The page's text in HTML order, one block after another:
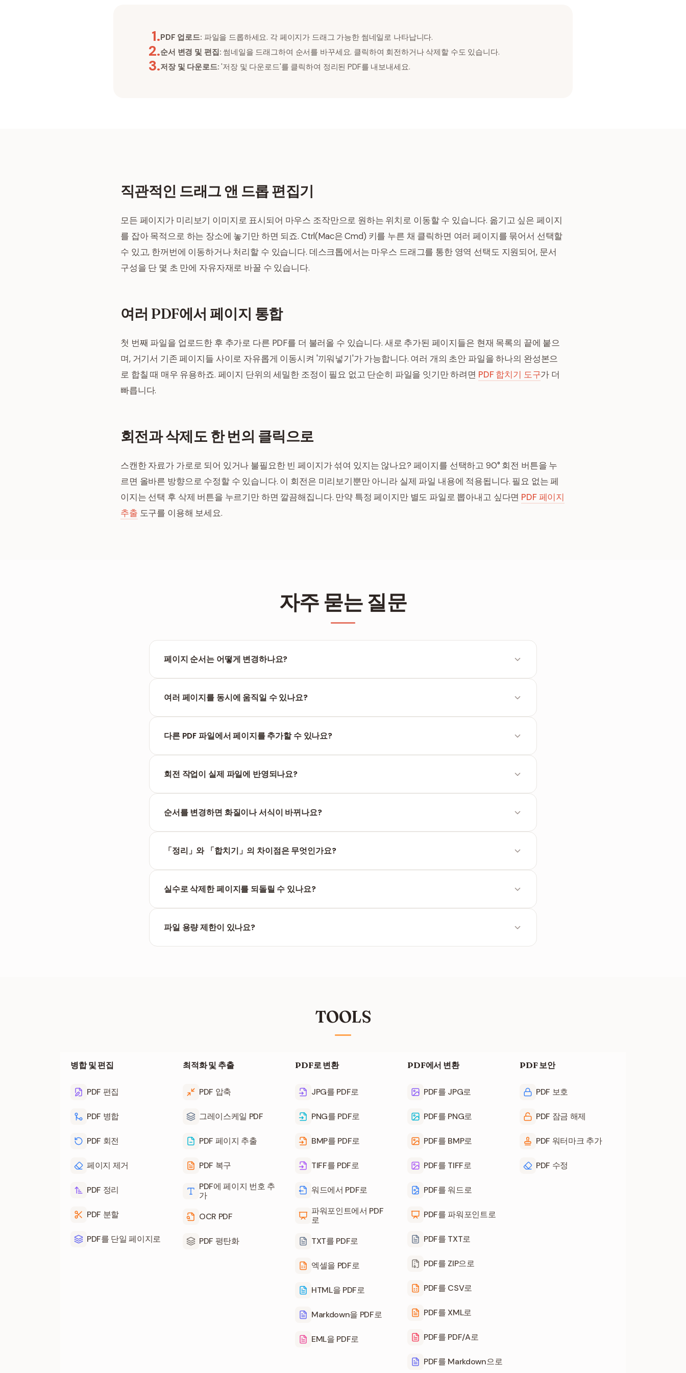
1.PDF 업로드: 파일을 드롭하세요. 각 페이지가 드래그 가능한 썸네일로 나타납니다.
2.순서 변경 및 편집: 썸네일을 드래그하여 순서를 바꾸세요. 클릭하여 회전하거나 삭제할 수도 있습니다.
3.저장 및 다운로드: '저장 및 다운로드'를 클릭하여 정리된 PDF를 내보내세요.
직관적인 드래그 앤 드롭 편집기
모든 페이지가 미리보기 이미지로 표시되어 마우스 조작만으로 원하는 위치로 이동할 수 있습니다. 옮기고 싶은 페이지
를 잡아 목적으로 하는 장소에 놓기만 하면 되죠. Ctrl(Mac은 Cmd) 키를 누른 채 클릭하면 여러 페이지를 묶어서 선택할
수 있고, 한꺼번에 이동하거나 처리할 수 있습니다. 데스크톱에서는 마우스 드래그를 통한 영역 선택도 지원되어, 문서
구성을 단 몇 초 만에 자유자재로 바꿀 수 있습니다.
여러 PDF에서 페이지 통합
첫 번째 파일을 업로드한 후 추가로 다른 PDF를 더 불러올 수 있습니다. 새로 추가된 페이지들은 현재 목록의 끝에 붙으
며, 거기서 기존 페이지들 사이로 자유롭게 이동시켜 '끼워넣기'가 가능합니다. 여러 개의 초안 파일을 하나의 완성본으
로 합칠 때 매우 유용하죠. 페이지 단위의 세밀한 조정이 필요 없고 단순히 파일을 잇기만 하려면 PDF 합치기 도구가 더
빠릅니다.
회전과 삭제도 한 번의 클릭으로
스캔한 자료가 가로로 되어 있거나 불필요한 빈 페이지가 섞여 있지는 않나요? 페이지를 선택하고 90° 회전 버튼을 누
르면 올바른 방향으로 수정할 수 있습니다. 이 회전은 미리보기뿐만 아니라 실제 파일 내용에 적용됩니다. 필요 없는 페
이지는 선택 후 삭제 버튼을 누르기만 하면 깔끔해집니다. 만약 특정 페이지만 별도 파일로 뽑아내고 싶다면 PDF 페이지
추출 도구를 이용해 보세요.
자주 묻는 질문
페이지 순서는 어떻게 변경하나요?
의 배치 순서가 그대로 다운로드되는 PDF의 페이지 순서가 됩니다.
여러 페이지를 동시에 움직일 수 있나요?
다른 PDF 파일에서 페이지를 추가할 수 있나요?
를 조정할 수 있습니다.
회전 작업이 실제 파일에 반영되나요?
시됩니다.
순서를 변경하면 화질이나 서식이 바뀌나요?
품질이 100% 유지됩니다.
「정리」와 「합치기」의 차이점은 무엇인가요?
연결하는 기능만 제공합니다.
실수로 삭제한 페이지를 되돌릴 수 있나요?
파일 용량 제한이 있나요?
TOOLS
병합 및 편집
PDF 편집
PDF 병합
PDF 회전
페이지 제거
PDF 정리
PDF 분할
PDF를 단일 페이지로
최적화 및 추출
PDF 압축
그레이스케일 PDF
PDF 페이지 추출
PDF 복구
PDF에 페이지 번호 추
가
OCR PDF
PDF 평탄화
PDF로 변환
JPG를 PDF로
PNG를 PDF로
BMP를 PDF로
TIFF를 PDF로
워드에서 PDF로
파워포인트에서 PDF
로
TXT를 PDF로
엑셀을 PDF로
HTML을 PDF로
Markdown을 PDF로
EML을 PDF로
PDF에서 변환
PDF를 JPG로
PDF를 PNG로
PDF를 BMP로
PDF를 TIFF로
PDF를 워드로
PDF를 파워포인트로
PDF를 TXT로
PDF를 ZIP으로
PDF를 CSV로
PDF를 XML로
PDF를 PDF/A로
PDF를 Markdown으로
PDF 보안
PDF 보호
PDF 잠금 해제
PDF 워터마크 추가
PDF 수정